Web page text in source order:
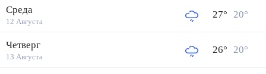
Среда
12 Августа
27° 20°
Четверг
13 Августа
26° 20°